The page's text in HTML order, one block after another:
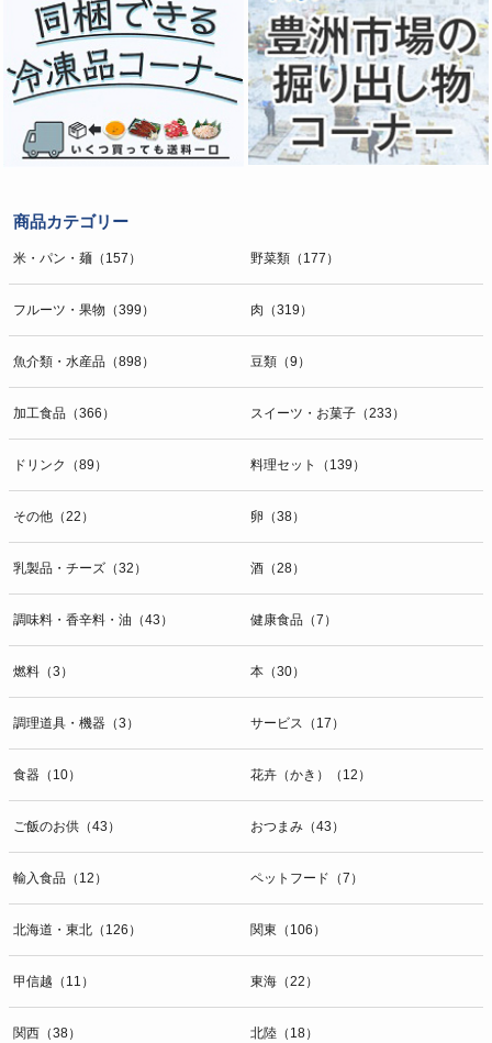
商品カテゴリー
米・パン・麺（157） 野菜類（177）
フルーツ・果物（399） 肉（319）
魚介類・水産品（898） 豆類（9）
加工食品（366） スイーツ・お菓子（233）
ドリンク（89） 料理セット（139）
その他（22） 卵（38）
乳製品・チーズ（32） 酒（28）
調味料・香辛料・油（43） 健康食品（7）
燃料（3） 本（30）
調理道具・機器（3） サービス（17）
食器（10） 花卉（かき）（12）
ご飯のお供（43） おつまみ（43）
輸入食品（12） ペットフード（7）
北海道・東北（126） 関東（106）
甲信越（11） 東海（22）
関西（38） 北陸（18）